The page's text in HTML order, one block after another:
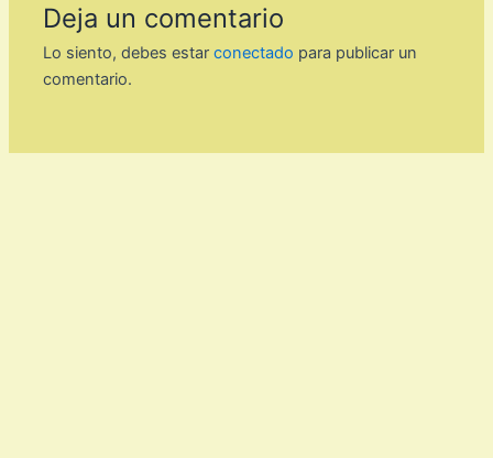
Deja un comentario
Lo siento, debes estarconectado para publicar un
comentario.